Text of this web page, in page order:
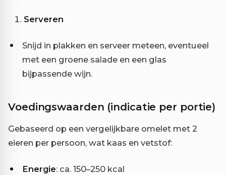
Serveren
Snijd in plakken en serveer meteen, eventueel
met een groene salade en een glas
bijpassende wijn.
Voedingswaarden (indicatie per portie)
Gebaseerd op een vergelijkbare omelet met 2
eieren per persoon, wat kaas en vetstof:
Energie: ca. 150–250 kcal